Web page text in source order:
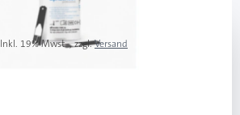
Inkl. 19% Mwst.,zzgl.Versand